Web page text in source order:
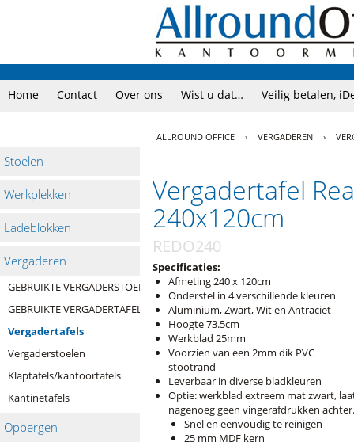
Home Contact Over ons Wist u dat… Veilig betalen,
Stoelen
Werkplekken
Ladeblokken
Vergaderen
GEBRUIKTE VERGADERSTOELEN
GEBRUIKTE VERGADERTAFELS
Vergadertafels
Vergaderstoelen
Klaptafels/kantoortafels
Kantinetafels
Opbergen
ALLROUND OFFICE › VERGADEREN ›
Vergadertafel
240x120cm
REDO240
Specificaties:
Afmeting 240 x 120cm
Onderstel in 4 verschillende kleuren
Aluminium, Zwart, Wit en Antraciet
Hoogte 73.5cm
Werkblad 25mm
Voorzien van een 2mm dik PVC
stootrand
Leverbaar in diverse bladkleuren
Optie: werkblad extreem mat zwart,
nagenoeg geen vingerafdrukken achter.
Snel en eenvoudig te reinigen
25 mm MDF kern